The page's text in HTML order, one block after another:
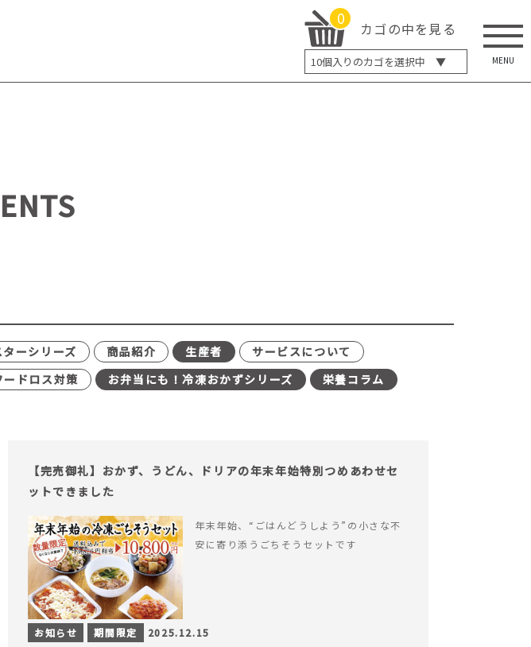
0
カゴの中を見る
10個入りのカゴを選択中 ▼
5個入り
MENU
ターシリーズ 商品紹介 生産者
サービスについて
ードロス対策 お弁当にも！冷凍おかずシリーズ
栄養コラム
【完売御礼】おかず、うどん、ドリアの年末年始特別つめあわせセ
ットできました
年末年始、“ごはんどうしよう”の小さな不
安に寄り添うごちそうセットです
お知らせ 期間限定 2025.12.15